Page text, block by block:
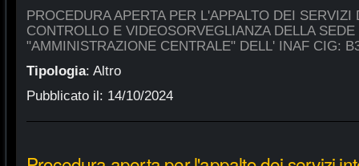
PROCEDURA APERTA PER L'APPALTO DEI
CONTROLLO E VIDEOSORVEGLIANZA DELLA SEDE
"AMMINISTRAZIONE CENTRALE" DELL' INAF CIG:
Tipologia: Altro
Pubblicato il: 14/10/2024